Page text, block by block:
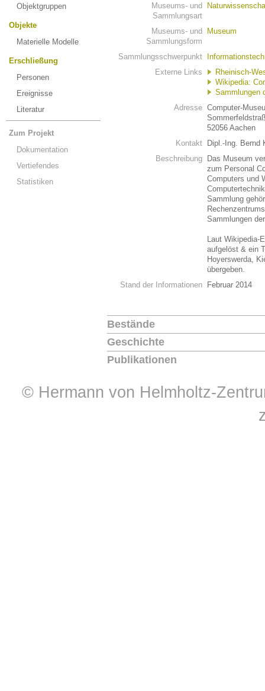
Objektgruppen
Objekte
Materielle Modelle
Erschließung
Personen
Ereignisse
Literatur
Zum Projekt
Dokumentation
Vertiefendes
Statistiken
Museums- und
Sammlungsart
Museums- und
Sammlungsform
Museum
Sammlungsschwerpunkt
Externe Links
Rheinisch-
Wikipedia:
Sammlungen
Adresse Computer-
52056 Aachen
Kontakt
Dipl.-Ing. Bernd
Beschreibung
Das Museum
zum Personal
Computers und
Sammlung
Sammlungen
Laut Wikipedia-
aufgelöst & ein
Hoyerswerda,
übergeben.
Stand der Informationen
Februar 2014
Bestände
Geschichte
Publikationen
© Hermann von Helmholtz-